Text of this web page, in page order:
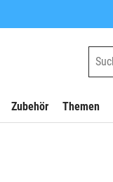
Zubehör Themen